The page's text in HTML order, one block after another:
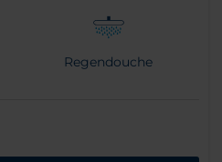
Regendouche